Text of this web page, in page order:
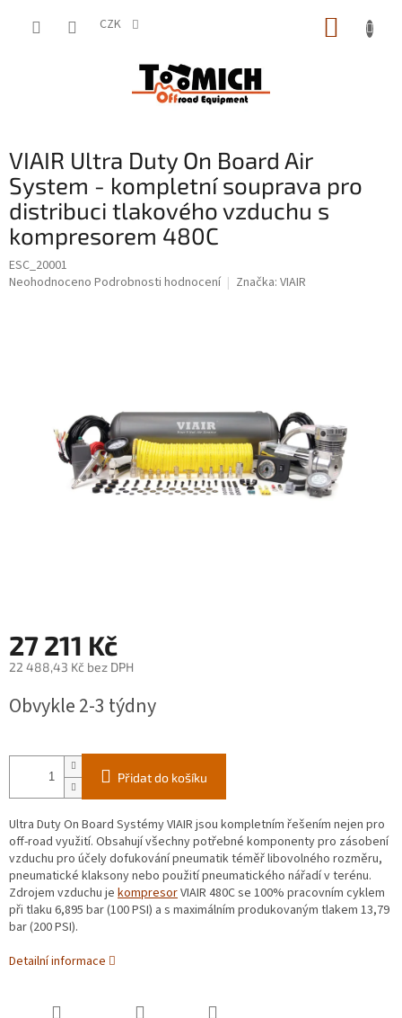
CZK
VIAIR Ultra Duty On Board Air
System - kompletní souprava pro
distribuci tlakového vzduchu s
kompresorem 480C
ESC_20001
Průměrné
Neohodnoceno Podrobnosti hodnocení Značka: VIAIR
27 211 Kč
22 488,43 Kč bez DPH
cena:
Obvykle 2-3 týdny
Přidat do košíku
Ultra Duty On Board Systémy VIAIR jsou kompletním řešením nejen pro
off-road využití. Obsahují všechny potřebné komponenty pro zásobení
vzduchu pro účely dofukování pneumatik téměř libovolného rozměru,
pneumatické klaksony nebo použití pneumatického nářadí v terénu.
Zdrojem vzduchu je kompresorVIAIR 480C se 100% pracovním cyklem
při tlaku 6,895 bar (100 PSI) a s maximálním produkovaným tlakem 13,79
bar (200 PSI).
Detailní informace